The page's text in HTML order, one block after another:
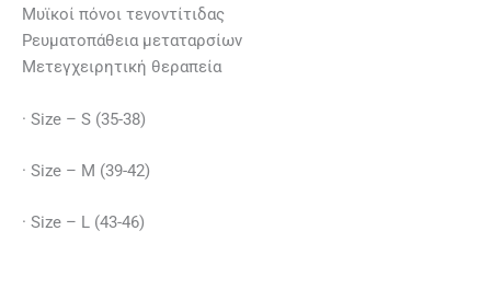
Μυϊκοί πόνοι τενοντίτιδας
Ρευματοπάθεια μεταταρσίων
Μετεγχειρητική θεραπεία
· Size – S (35-38)
· Size – M (39-42)
· Size – L (43-46)